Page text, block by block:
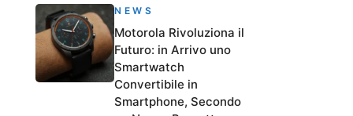
NEWS
Motorola Rivoluziona il
Futuro: in Arrivo uno
Smartwatch
Convertibile in
Smartphone, Secondo